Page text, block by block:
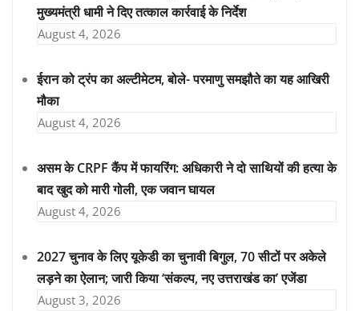
मुख्यमंत्री धामी ने दिए तत्काल कार्रवाई के निर्देश
August 4, 2026
ईरान को ट्रंप का अल्टीमेटम, बोले- परमाणु समझौते का यह आखिरी
मौका
August 4, 2026
असम के CRPF कैंप में फायरिंग: अधिकारी ने दो साथियों की हत्या के
बाद खुद को मारी गोली, एक जवान घायल
August 4, 2026
2027 चुनाव के लिए यूकेडी का चुनावी बिगुल, 70 सीटों पर अकेले
लड़ने का ऐलान; जारी किया ‘संकल्प, नए उत्तराखंड का’ एजेंडा
August 3, 2026